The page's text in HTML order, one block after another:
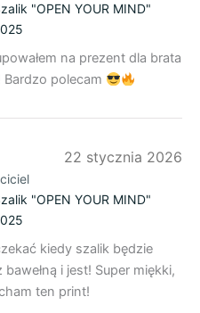
"OPEN YOUR MIND"
na prezent dla brata
Bardzo polecam
22 stycznia 2026
"OPEN YOUR MIND"
kiedy szalik będzie
i jest! Super miękki,
ten print!